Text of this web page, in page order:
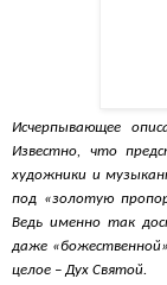
Исчерпывающее
Известно, что
художники и
под «золотую
Ведь именно так
даже
целое – Дух Святой.